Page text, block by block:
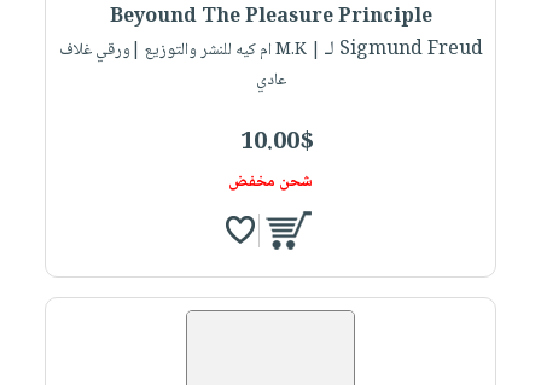
Beyound The Pleasure Principle
لـ Sigmund Freud
| M.K ام كيه للنشر والتوزيع |ورقي غلاف
عادي
10.00$
شحن مخفض